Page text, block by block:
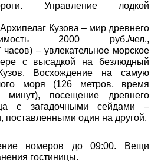
Управление лодкой
Кузова – мир древнего
2000 руб./чел.,
часов) – увлекательное морское
с высадкой на безлюдный
Восхождение на самую
моря (126 метров, время
посещение древнего
с загадочными сейдами –
один на другой.
номеров до 09:00. Вещи
гостиницы.